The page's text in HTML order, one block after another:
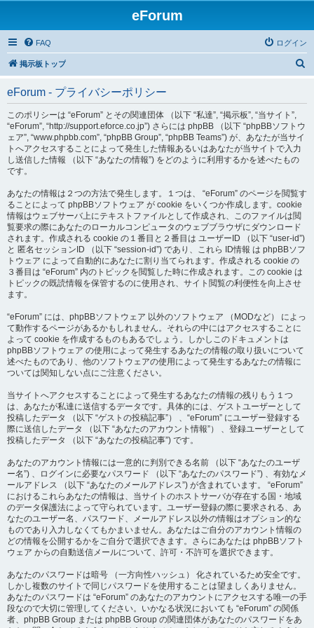
eForum
FAQ ログイン
掲示板トップ
eForum - プライバシーポリシー
このポリシーは “eForum” とその関連団体 （以下 “私達”, “掲示板”, “当サイト”,
“eForum”, “http://support.eforce.co.jp”) さらには phpBB （以下 “phpBBソフトウ
ェア”, “www.phpbb.com”, “phpBB Group”, “phpBB Teams”) が、あなたが当サイ
トへアクセスすることによって発生した情報あるいはあなたが当サイトで入力
し送信した情報 （以下 “あなたの情報”) をどのように利用するかを述べたもの
です。
あなたの情報は２つの方法で発生します。１つは、 “eForum” のページを閲覧す
ることによって phpBBソフトウェア が cookie をいくつか作成します。cookie
情報はウェブサーバ上にテキストファイルとして作成され、このファイルは閲
覧要求の際にあなたのローカルコンピュータのウェブブラウザにダウンロード
されます。作成される cookie の１番目と２番目は ユーザーID （以下 “user-id”)
と 匿名セッションID （以下 “session-id”) であり、これら ID情報 は phpBBソフ
トウェア によって自動的にあなたに割り当てられます。作成される cookie の
３番目は “eForum” 内のトピックを閲覧した時に作成されます。この cookie は
トピックの既読情報を保管するのに使用され、サイト閲覧の利便性を向上させ
ます。
“eForum” には、phpBBソフトウェア 以外のソフトウェア （MODなど） によっ
て動作するページがあるかもしれません。それらの中にはアクセスすることに
よって cookie を作成するものもあるでしょう。しかしこのドキュメントは
phpBBソフトウェア の使用によって発生するあなたの情報の取り扱いについて
述べたものであり、他のソフトウェアの使用によって発生するあなたの情報に
ついては関知しない点にご注意ください。
当サイトへアクセスすることによって発生するあなたの情報の残りもう１つ
は、あなたが私達に送信するデータです。具体的には、ゲストユーザーとして
投稿したデータ （以下 “ゲストの投稿記事”） 、“eForum” にユーザー登録する
際に送信したデータ （以下 “あなたのアカウント情報”） 、登録ユーザーとして
投稿したデータ （以下 “あなたの投稿記事”) です。
あなたのアカウント情報には一意的に判別できる名前 （以下 “あなたのユーザ
ー名”) 、ログインに必要なパスワード （以下 “あなたのパスワード”) 、有効なメ
ールアドレス （以下 “あなたのメールアドレス”) が含まれています。 “eForum”
におけるこれらあなたの情報は、当サイトのホストサーバが存在する国・地域
のデータ保護法によって守られています。ユーザー登録の際に要求される、あ
なたのユーザー名、パスワード、メールアドレス以外の情報はオプション的な
ものであり入力しなくてもかまいません。あなたはご自分のアカウント情報の
どの情報を公開するかをご自分で選択できます。さらにあなたは phpBBソフト
ウェア からの自動送信メールについて、許可・不許可を選択できます。
あなたのパスワードは暗号 （一方向性ハッシュ） 化されているため安全です。
しかし複数のサイトで同じパスワードを使用することは望ましくありません。
あなたのパスワードは “eForum” のあなたのアカウントにアクセスする唯一の手
段なので大切に管理してください。いかなる状況においても “eForum” の関係
者、phpBB Group または phpBB Group の関連団体があなたのパスワードをあ